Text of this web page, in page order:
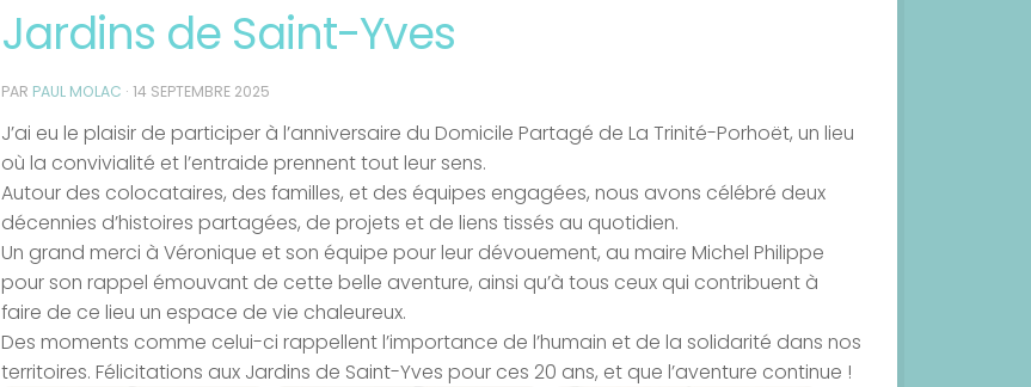
Jardins de Saint-Yves
PAR PAUL MOLAC · 14 SEPTEMBRE 2025
J’ai eu le plaisir de participer à l’anniversaire du Domicile Partagé de La Trinité-Porhoët, un lieu
où la convivialité et l’entraide prennent tout leur sens.
Autour des colocataires, des familles, et des équipes engagées, nous avons célébré deux
décennies d’histoires partagées, de projets et de liens tissés au quotidien.
Un grand merci à Véronique et son équipe pour leur dévouement, au maire Michel Philippe
pour son rappel émouvant de cette belle aventure, ainsi qu’à tous ceux qui contribuent à
faire de ce lieu un espace de vie chaleureux.
Des moments comme celui-ci rappellent l’importance de l’humain et de la solidarité dans nos
territoires. Félicitations aux Jardins de Saint-Yves pour ces 20 ans, et que l’aventure continue !